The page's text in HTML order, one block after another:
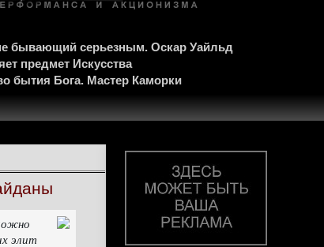
бывающий серьезным. Оскар Уайльд
предмет Искусства
бытия Бога. Мастер Каморки
элит